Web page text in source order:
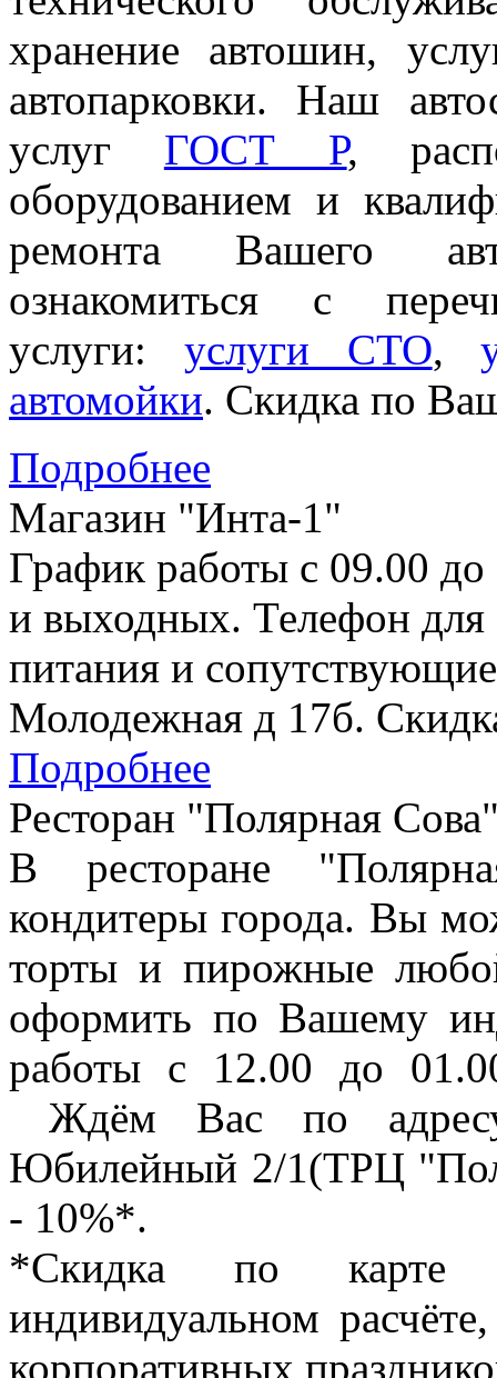
хранение автошин,
автопарковки. Наш
услуг ГОСТ Р,
оборудованием и
ремонта Вашего
ознакомиться с
услуги: услуги СТО,
автомойки. Скидка по
Подробнее
Магазин "Инта-1"
График работы с 09.00
и выходных. Телефон
питания и
Молодежная д 17б.
Подробнее
Ресторан "Полярная
В ресторане
кондитеры города. Вы
торты и пирожные
оформить по Вашему
работы с 12.00 до
Ждём Вас по
Юбилейный 2/1(ТРЦ
- 10%*.
*Скидка по карте
индивидуальном
корпоративных